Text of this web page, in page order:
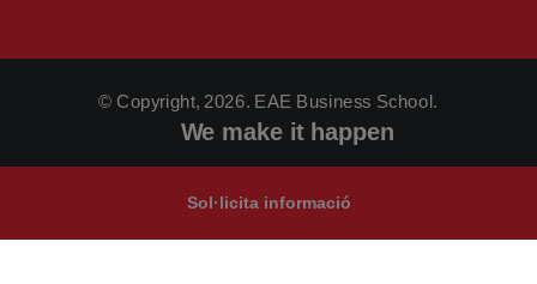
© Copyright, 2026. EAE Business School.
We make it happen
Sol·licita informació